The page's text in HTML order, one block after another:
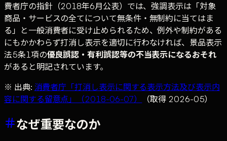
費者庁の指針（2018年6月公表）では、強調表示は「対象
商品・サービスの全てについて無条件・無制約に当てはま
る」と一般消費者に受け止められるため、例外や制約がある
にもかかわらず打消し表示を適切に行わなければ、景品表示
法5条1項の優良誤認・有利誤認等の不当表示になるおそれ
があると明記されています。
※ 出典: 消費者庁「打消し表示に関する表示方法及び表示内
容に関する留意点」（2018-06-07）
（取得 2026-05）
なぜ重要なのか